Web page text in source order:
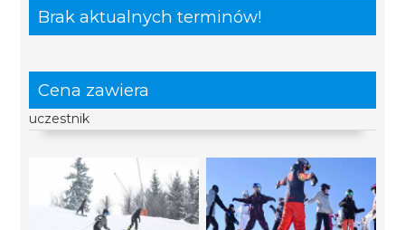
Brak aktualnych terminów!
Cena zawiera
uczestnik